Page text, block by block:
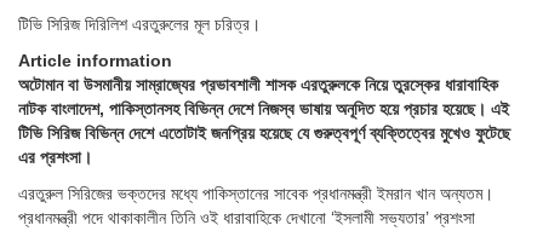
টিভি সিরিজ দিরিলিশ এরতুরুলের মূল চরিত্র।
Article information
অটোমান বা উসমানীয় সাম্রাজ্যের প্রভাবশালী শাসক এরতুরুলকে নিয়ে তুরস্কের ধারাবাহিক
নাটক বাংলাদেশ, পাকিস্তানসহ বিভিন্ন দেশে নিজস্ব ভাষায় অনূদিত হয়ে প্রচার হয়েছে। এই
টিভি সিরিজ বিভিন্ন দেশে এতোটাই জনপ্রিয় হয়েছে যে গুরুত্বপূর্ণ ব্যক্তিত্বের মুখেও ফুটেছে
এর প্রশংসা।
এরতুরুল সিরিজের ভক্তদের মধ্যে পাকিস্তানের সাবেক প্রধানমন্ত্রী ইমরান খান অন্যতম।
প্রধানমন্ত্রী পদে থাকাকালীন তিনি ওই ধারাবাহিকে দেখানো ‘ইসলামী সভ্যতার’ প্রশংসা